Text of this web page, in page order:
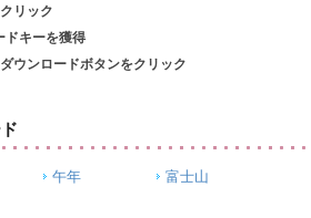
リック
ドキーを獲得
ウンロードボタンをクリック
午年
富士山